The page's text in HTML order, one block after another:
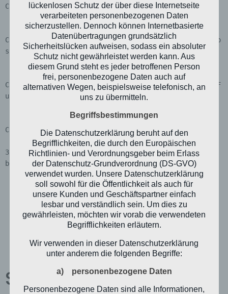
C:\Users\USERNAME\Desktop\SRLinker\Actions\Backup.c
C:\Users\USERNAME\Desktop\SRLinker\Actions\DeviceInfo
s.c
C:\Users\USERNAME\Desktop\SRLinker\Actions\AuxiliaryF
unctions.c
C:\Users\USERNAME\Desktop\SRLinker\Logo\Logo.c
3)      Anschließend kann das Programm, wie oben
beschrieben, gestartet und verwendet werden.
SRLinker für Linux
lückenlosen Schutz der über diese Internetseite
verarbeiteten personenbezogenen Daten
sicherzustellen. Dennoch können Internetbasierte
Datenübertragungen grundsätzlich
Sicherheitslücken aufweisen, sodass ein absoluter
Schutz nicht gewährleistet werden kann. Aus
diesem Grund steht es jeder betroffenen Person
frei, personenbezogene Daten auch auf
alternativen Wegen, beispielsweise telefonisch, an
uns zu übermitteln.
Begriffsbestimmungen
Die Datenschutzerklärung beruht auf den
Begrifflichkeiten, die durch den Europäischen
Richtlinien- und Verordnungsgeber beim Erlass
der Datenschutz-Grundverordnung (DS-GVO)
verwendet wurden. Unsere Datenschutzerklärung
soll sowohl für die Öffentlichkeit als auch für
unsere Kunden und Geschäftspartner einfach
lesbar und verständlich sein. Um dies zu
gewährleisten, möchten wir vorab die verwendeten
Begrifflichkeiten erläutern.
Wir verwenden in dieser Datenschutzerklärung
unter anderem die folgenden Begriffe:
a) personenbezogene Daten
Personenbezogene Daten sind alle Informationen,